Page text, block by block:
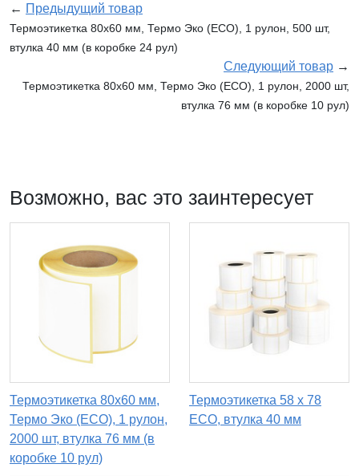
← Предыдущий товар
Термоэтикетка 80х60 мм, Термо Эко (ECO), 1 рулон, 500 шт,
втулка 40 мм (в коробке 24 рул)
Следующий товар →
Термоэтикетка 80х60 мм, Термо Эко (ECO), 1 рулон, 2000 шт,
втулка 76 мм (в коробке 10 рул)
Возможно, вас это заинтересует
Термоэтикетка 80х60 мм,
Термо Эко (ECO), 1 рулон,
2000 шт, втулка 76 мм (в
коробке 10 рул)
Термоэтикетка 58 х 78
ECO, втулка 40 мм